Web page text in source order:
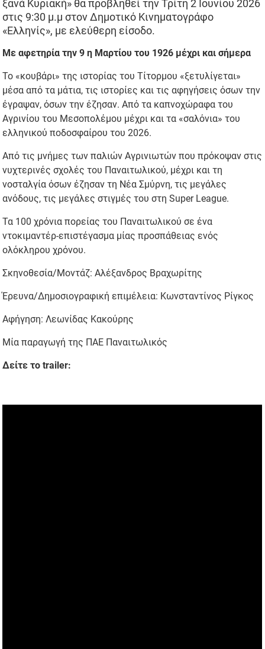
ξανά Κυριακή» θα προβληθεί την Τρίτη 2 Ιουνίου 2026
στις 9:30 μ.μ στον Δημοτικό Κινηματογράφο
«Ελληνίς», με ελεύθερη είσοδο.
Με αφετηρία την 9 η Μαρτίου του 1926 μέχρι και σήμερα
Το «κουβάρι» της ιστορίας του Τίτορμου «ξετυλίγεται»
μέσα από τα μάτια, τις ιστορίες και τις αφηγήσεις όσων την
έγραψαν, όσων την έζησαν. Από τα καπνοχώραφα του
Αγρινίου του Μεσοπολέμου μέχρι και τα «σαλόνια» του
ελληνικού ποδοσφαίρου του 2026.
Από τις μνήμες των παλιών Αγρινιωτών που πρόκοψαν στις
νυχτερινές σχολές του Παναιτωλικού, μέχρι και τη
νοσταλγία όσων έζησαν τη Νέα Σμύρνη, τις μεγάλες
ανόδους, τις μεγάλες στιγμές του στη Super League.
Τα 100 χρόνια πορείας του Παναιτωλικού σε ένα
ντοκιμαντέρ-επιστέγασμα μίας προσπάθειας ενός
ολόκληρου χρόνου.
Σκηνοθεσία/Μοντάζ: Αλέξανδρος Βραχωρίτης
Έρευνα/Δημοσιογραφική επιμέλεια: Κωνσταντίνος Ρίγκος
Αφήγηση: Λεωνίδας Κακούρης
Μία παραγωγή της ΠΑΕ Παναιτωλικός
Δείτε το trailer: